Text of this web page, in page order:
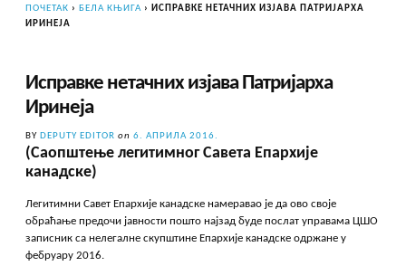
ПОЧЕТАК › БЕЛА КЊИГА › ИСПРАВКЕ НЕТАЧНИХ ИЗЈАВА ПАТРИЈАРХА
ИРИНЕЈА
Исправке нетачних изјава Патријарха
Иринеја
BYDEPUTY EDITOR on 6. АПРИЛА 2016.
(Саопштење легитимног Савета Епархије
канадске)
Легитимни Савет Епархије канадске намеравао је да ово своје
обраћање предочи јавности пошто најзад буде послат управама ЦШО
записник са нелегалне скупштине Епархије канадске одржане у
фебруару 2016.